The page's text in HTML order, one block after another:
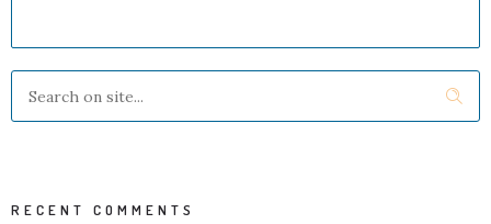
RECENT COMMENTS